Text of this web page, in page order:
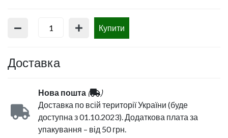
Купити
Доставка
Нова пошта (
)
Доставка по всій території України (буде
доступна з 01.10.2023). Додаткова плата за
упакування – від 50 грн.